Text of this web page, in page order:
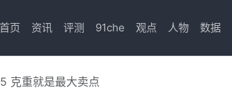
首页 资讯 评测 91che 观点 人物 数据
克重就是最大卖点